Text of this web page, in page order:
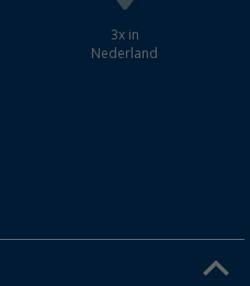
3x in
Nederland